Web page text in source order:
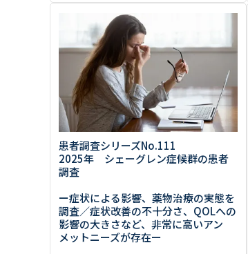
患者調査シリーズNo.111
2025年 シェーグレン症候群の患者
調査
ー症状による影響、薬物治療の実態を
調査／症状改善の不十分さ、QOLへの
影響の大きさなど、非常に高いアン
メットニーズが存在ー